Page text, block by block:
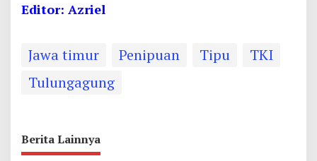
Editor: Azriel
Jawa timur Penipuan Tipu
TKI
Tulungagung
Berita Lainnya